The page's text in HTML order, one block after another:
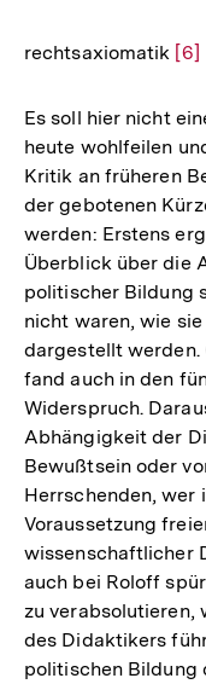
rechtsaxiomatik Zur
der
[6]
Es soll hier nicht
heute wohlfeilen
Kritik an früheren
der gebotenen
werden: Erstens
Überblick über die
politischer Bildung
nicht waren, wie
dargestellt
fand auch in den
Widerspruch.
Abhängigkeit der
Bewußtsein oder
Herrschenden, wer
Voraussetzung
wissenschaftlicher
auch bei Roloff
zu verabsolutieren,
des Didaktikers
politischen Bildung